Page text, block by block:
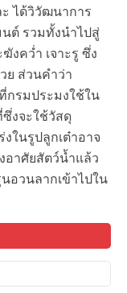
ได้วิวัฒนาการ
ต์ รวมทั้งนำไปสู่
งคว่ำ เจาะรู ซึ่ง
ย ส่วนคำว่า
กรมประมงใช้ใน
งจะใช้วัสดุ
ในรูปลูกเต๋าอาจ
อาศัยสัตว์น้ำแล้ว
อวนลากเข้าไปใน